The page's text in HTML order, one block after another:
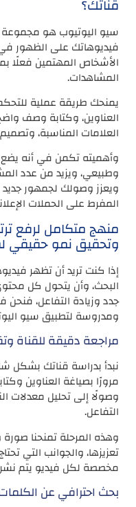
قناتك؟
سيو اليوتيوب هو مجموعة
فيديوهاتك على الظهور في
الأشخاص المهتمين فعلًا
المشاهدات.
يمنحك طريقة عملية
العناوين، وكتابة وصف
العلامات المناسبة،
وأهميته تكمن في أنه
وطبيعي، ويزيد من عدد
ويعزز وصولك لجمهور جديد
المفرط على الحملات
منهج متكامل لرفع
وتحقيق نمو حقيقي
إذا كنت تريد أن تظهر
البحث، وأن يتحول كل
جدد وزيادة التفاعل،
ومدروسة لتطبيق سيو
مراجعة دقيقة للقناة
نبدأ بدراسة قناتك بشكل
مرورًا بصياغة العناوين
وصولًا إلى تحليل معدلات
التفاعل.
وهذه المرحلة تمنحنا
تعزيزها، والجوانب التي
مخصصة لكل فيديو يتم
بحث احترافي عن